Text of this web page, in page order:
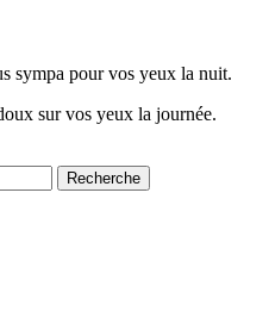
sympa pour vos yeux la nuit.
sur vos yeux la journée.
Recherche